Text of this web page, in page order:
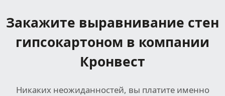
Закажите выравнивание стен
гипсокартоном в компании
Кронвест
Никаких неожиданностей, вы платите именно